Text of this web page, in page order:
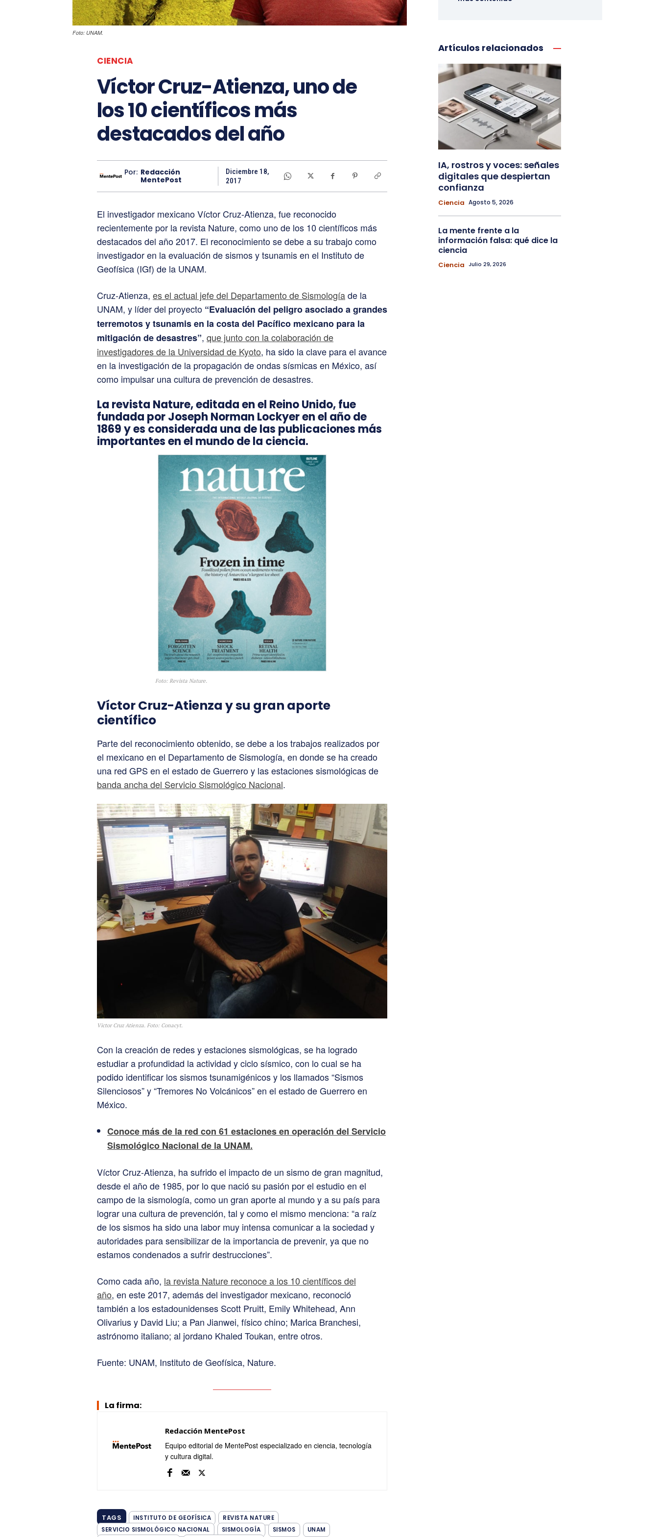
Foto: UNAM.
CIENCIA
Víctor Cruz-Atienza, uno de
los 10 científicos más
destacados del año
Por: Redacción
MentePost
Diciembre 18,
2017
El investigador mexicano Víctor Cruz-Atienza, fue reconocido
recientemente por la revista Nature, como uno de los 10 científicos más
destacados del año 2017. El reconocimiento se debe a su trabajo como
investigador en la evaluación de sismos y tsunamis en el Instituto de
Geofísica (IGf) de la UNAM.
Cruz-Atienza, es el actual jefe del Departamento de Sismologíade la
UNAM, y líder del proyecto “Evaluación del peligro asociado a grandes
terremotos y tsunamis en la costa del Pacífico mexicano para la
mitigación de desastres”, que junto con la colaboración de
investigadores de la Universidad de Kyoto, ha sido la clave para el avance
en la investigación de la propagación de ondas sísmicas en México, así
como impulsar una cultura de prevención de desastres.
La revista Nature, editada en el Reino Unido, fue
fundada por Joseph Norman Lockyer en el año de
1869 y es considerada una de las publicaciones más
importantes en el mundo de la ciencia.
Foto: Revista Nature.
Víctor Cruz-Atienza y su gran aporte
científico
Parte del reconocimiento obtenido, se debe a los trabajos realizados por
el mexicano en el Departamento de Sismología, en donde se ha creado
una red GPS en el estado de Guerrero y las estaciones sismológicas de
banda ancha del Servicio Sismológico Nacional.
Victor Cruz Atienza. Foto: Conacyt.
Con la creación de redes y estaciones sismológicas, se ha logrado
estudiar a profundidad la actividad y ciclo sísmico, con lo cual se ha
podido identificar los sismos tsunamigénicos y los llamados “Sismos
Silenciosos” y “Tremores No Volcánicos” en el estado de Guerrero en
México.
Conoce más de la red con 61 estaciones en operación del Servicio
Sismológico Nacional de la UNAM.
Víctor Cruz-Atienza, ha sufrido el impacto de un sismo de gran magnitud,
desde el año de 1985, por lo que nació su pasión por el estudio en el
campo de la sismología, como un gran aporte al mundo y a su país para
lograr una cultura de prevención, tal y como el mismo menciona: “a raíz
de los sismos ha sido una labor muy intensa comunicar a la sociedad y
autoridades para sensibilizar de la importancia de prevenir, ya que no
estamos condenados a sufrir destrucciones”.
Como cada año, la revista Nature reconoce a los 10 científicos del
año, en este 2017, además del investigador mexicano, reconoció
también a los estadounidenses Scott Pruitt, Emily Whitehead, Ann
Olivarius y David Liu; a Pan Jianwei, físico chino; Marica Branchesi,
astrónomo italiano; al jordano Khaled Toukan, entre otros.
Fuente: UNAM, Instituto de Geofísica, Nature.
La firma:
Redacción MentePost
Equipo editorial de MentePost especializado en ciencia, tecnología
y cultura digital.
TAGS INSTITUTO DE GEOFÍSICA
REVISTA NATURE
SERVICIO SISMOLÓGICO NACIONAL
SISMOLOGÍA SISMOS UNAM
Artículos relacionados
IA, rostros y voces: señales
digitales que despiertan
confianza
Ciencia Agosto 5, 2026
La mente frente a la
información falsa: qué dice la
ciencia
Ciencia Julio 29, 2026